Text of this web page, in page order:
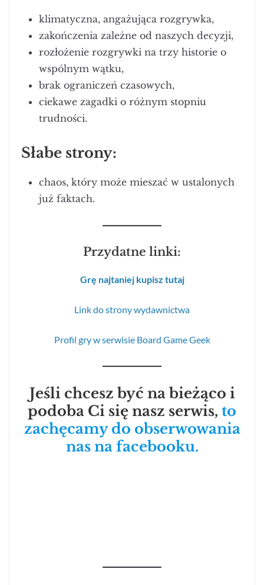
klimatyczna, angażująca rozgrywka,
zakończenia zależne od naszych decyzji,
rozłożenie rozgrywki na trzy historie o
wspólnym wątku,
brak ograniczeń czasowych,
ciekawe zagadki o różnym stopniu
trudności.
Słabe strony:
chaos, który może mieszać w ustalonych
już faktach.
Przydatne linki:
Grę najtaniej kupisz tutaj
Link do strony wydawnictwa
Profil gry w serwisie Board Game Geek
Jeśli chcesz być na bieżąco i
podoba Ci się nasz serwis, to
zachęcamy do obserwowania
nas na facebooku.